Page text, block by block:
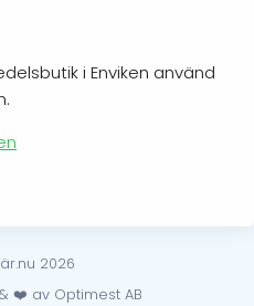
i Enviken använd
2026
❤️ av Optimest AB